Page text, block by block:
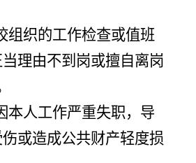
组织的工作检查或值班
理由不到岗或擅自离岗
本人工作严重失职，导
或造成公共财产轻度损